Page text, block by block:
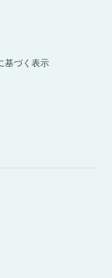
基づく表示